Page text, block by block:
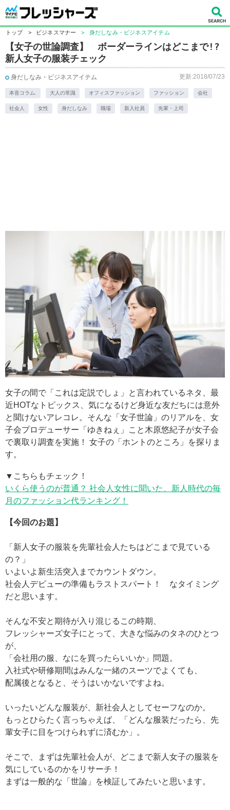
トップ > ビジネスマナー > 身だしなみ・ビジネスアイテム
【女子の世論調査】 ボーダーラインはどこまで!?
新人女子の服装チェック
身だしなみ・ビジネスアイテム 更新:2018/07/23
本音コラム. 大人の常識 オフィスファッション ファッション 会社
社会人 女性 身だしなみ 職場 新入社員 先輩・上司
女子の間で「これは定説でしょ」と言われているネタ、最
近HOTなトピックス、気になるけど身近な友だちには意外
と聞けないアレコレ。そんな「女子世論」のリアルを、女
子会プロデューサー「ゆきねぇ」こと木原悠紀子が女子会
で裏取り調査を実施！ 女子の「ホントのところ」を探りま
す。
▼こちらもチェック！
いくら使うのが普通？ 社会人女性に聞いた、新人時代の毎
月のファッション代ランキング！
【今回のお題】
「新人女子の服装を先輩社会人たちはどこまで見ている
の？」
いよいよ新生活突入までカウントダウン。
社会人デビューの準備もラストスパート！ なタイミング
だと思います。
そんな不安と期待が入り混じるこの時期、
フレッシャーズ女子にとって、大きな悩みのタネのひとつ
が、
「会社用の服、なにを買ったらいいか」問題。
入社式や研修期間はみんな一緒のスーツでよくても、
配属後となると、そうはいかないですよね。
いったいどんな服装が、新社会人としてセーフなのか。
もっとひらたく言っちゃえば、「どんな服装だったら、先
輩女子に目をつけられずに済むか」。
そこで、まずは先輩社会人が、どこまで新人女子の服装を
気にしているのかをリサーチ！
まずは一般的な「世論」を検証してみたいと思います。